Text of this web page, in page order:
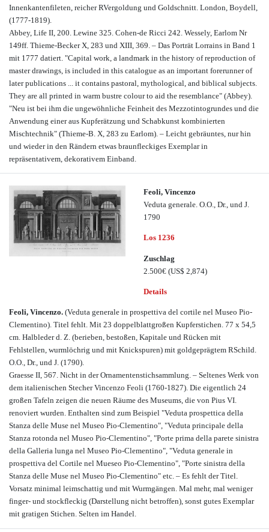
Innenkantenfileten, reicher RVergoldung und Goldschnitt. London, Boydell,
(1777-1819).
Abbey, Life II, 200. Lewine 325. Cohen-de Ricci 242. Wessely, Earlom Nr
149ff. Thieme-Becker X, 283 und XIII, 369. – Das Porträt Lorrains in Band 1
mit 1777 datiert. "Capital work, a landmark in the history of reproduction of
master drawings, is included in this catalogue as an important forerunner of
later publications ... it contains pastoral, mythological, and biblical subjects.
They are all printed in warm bustre colour to aid the resemblance" (Abbey).
"Neu ist bei ihm die ungewöhnliche Feinheit des Mezzotintogrundes und die
Anwendung einer aus Kupferätzung und Schabkunst kombinierten
Mischtechnik" (Thieme-B. X, 283 zu Earlom). – Leicht gebräuntes, nur hin
und wieder in den Rändern etwas braunfleckiges Exemplar in
repräsentativem, dekorativem Einband.
Feoli, Vincenzo
Veduta generale. O.O., Dr., und J.
1790
Los 1236
Zuschlag
2.500€ (US$ 2,874)
Details
Feoli, Vincenzo. (Veduta generale in prospettiva del cortile nel Museo Pio-
Clementino). Titel fehlt. Mit 23 doppelblattgroßen Kupferstichen. 77 x 54,5
cm. Halbleder d. Z. (berieben, bestoßen, Kapitale und Rücken mit
Fehlstellen, wurmlöchrig und mit Knickspuren) mit goldgeprägtem RSchild.
O.O., Dr., und J. (1790).
Graesse II, 567. Nicht in der Ornamentenstichsammlung. – Seltenes Werk von
dem italienischen Stecher Vincenzo Feoli (1760-1827). Die eigentlich 24
großen Tafeln zeigen die neuen Räume des Museums, die von Pius VI.
renoviert wurden. Enthalten sind zum Beispiel "Veduta prospettica della
Stanza delle Muse nel Museo Pio-Clementino", "Veduta principale della
Stanza rotonda nel Museo Pio-Clementino", "Porte prima della parete sinistra
della Galleria lunga nel Museo Pio-Clementino", "Veduta generale in
prospettiva del Cortile nel Mueseo Pio-Clementino", "Porte sinistra della
Stanza delle Muse nel Museo Pio-Clementino" etc. – Es fehlt der Titel.
Vorsatz minimal leimschattig und mit Wurmgängen. Mal mehr, mal weniger
finger- und stockfleckig (Darstellung nicht betroffen), sonst gutes Exemplar
mit gratigen Stichen. Selten im Handel.